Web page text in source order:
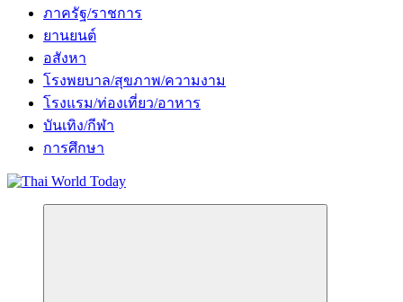
ภาครัฐ/ราชการ
ยานยนต์
อสังหา
โรงพยบาล/สุขภาพ/ความงาม
โรงแรม/ท่องเที่ยว/อาหาร
บันเทิง/กีฬา
การศึกษา